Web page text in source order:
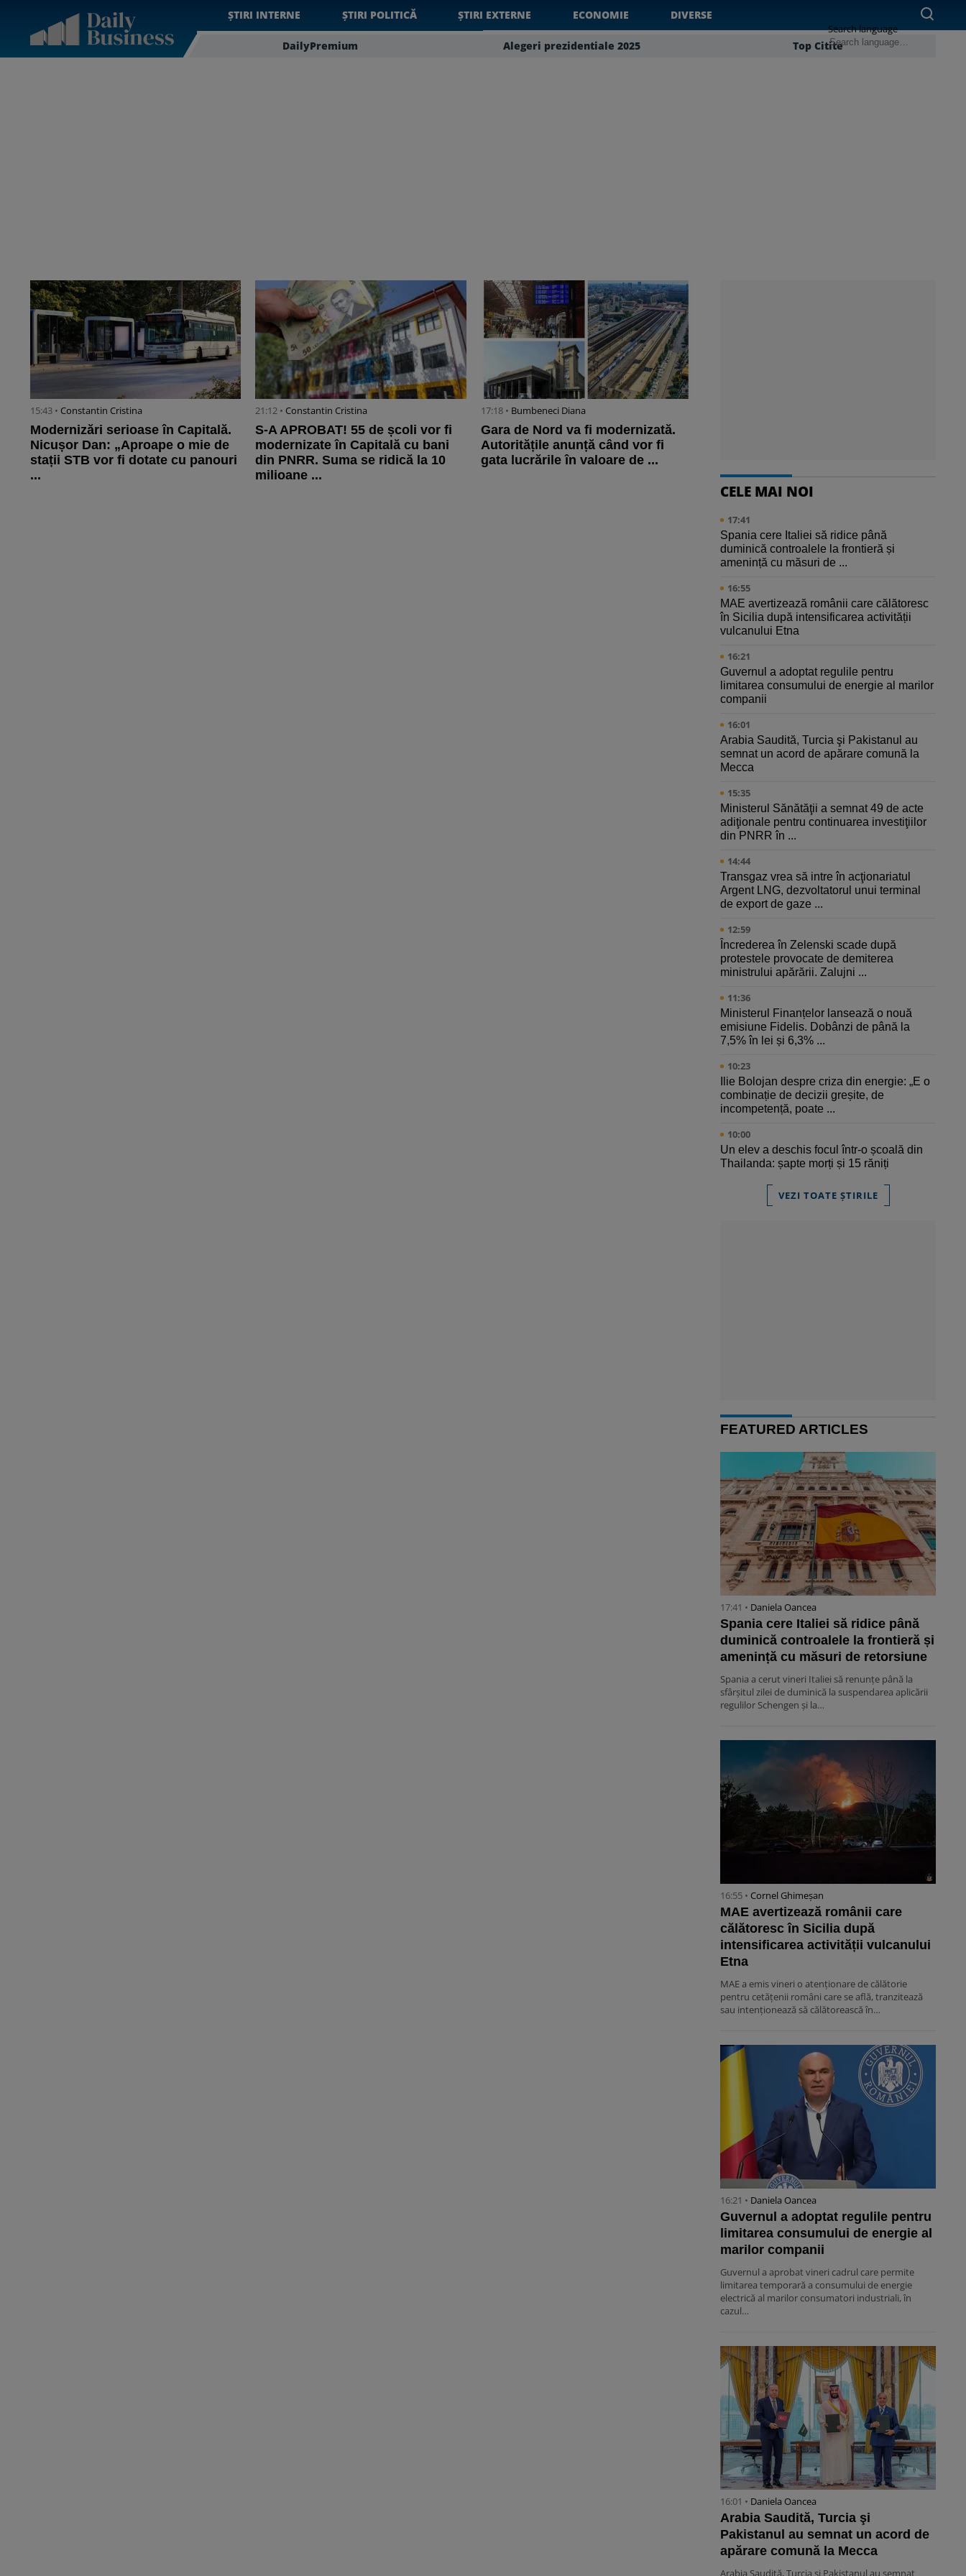
ȘTIRI INTERNE ȘTIRI POLITICĂ ȘTIRI EXTERNE ECONOMIE DIVERSE
DailyPremium Alegeri prezidentiale 2025 Top Citite
Search language
15:43 • Constantin Cristina
Modernizări serioase în Capitală.
Nicușor Dan: „Aproape o mie de
stații STB vor fi dotate cu panouri
...
21:12 • Constantin Cristina
S-A APROBAT! 55 de școli vor fi
modernizate în Capitală cu bani
din PNRR. Suma se ridică la 10
milioane ...
17:18 • Bumbeneci Diana
Gara de Nord va fi modernizată.
Autoritățile anunță când vor fi
gata lucrările în valoare de ...
CELE MAI NOI
17:41
Spania cere Italiei să ridice până
duminică controalele la frontieră și
amenință cu măsuri de ...
16:55
MAE avertizează românii care călătoresc
în Sicilia după intensificarea activității
vulcanului Etna
16:21
Guvernul a adoptat regulile pentru
limitarea consumului de energie al marilor
companii
16:01
Arabia Saudită, Turcia şi Pakistanul au
semnat un acord de apărare comună la
Mecca
15:35
Ministerul Sănătăţii a semnat 49 de acte
adiţionale pentru continuarea investiţiilor
din PNRR în ...
14:44
Transgaz vrea să intre în acţionariatul
Argent LNG, dezvoltatorul unui terminal
de export de gaze ...
12:59
Încrederea în Zelenski scade după
protestele provocate de demiterea
ministrului apărării. Zalujni ...
11:36
Ministerul Finanțelor lansează o nouă
emisiune Fidelis. Dobânzi de până la
7,5% în lei și 6,3% ...
10:23
Ilie Bolojan despre criza din energie: „E o
combinație de decizii greșite, de
incompetență, poate ...
10:00
Un elev a deschis focul într-o școală din
Thailanda: șapte morți și 15 răniți
VEZI TOATE ȘTIRILE
FEATURED ARTICLES
17:41 • Daniela Oancea
Spania cere Italiei să ridice până
duminică controalele la frontieră și
amenință cu măsuri de retorsiune
Spania a cerut vineri Italiei să renunțe până la
sfârșitul zilei de duminică la suspendarea aplicării
regulilor Schengen și la…
16:55 • Cornel Ghimeșan
MAE avertizează românii care
călătoresc în Sicilia după
intensificarea activității vulcanului
Etna
MAE a emis vineri o atenționare de călătorie
pentru cetățenii români care se află, tranzitează
sau intenționează să călătorească în…
16:21 • Daniela Oancea
Guvernul a adoptat regulile pentru
limitarea consumului de energie al
marilor companii
Guvernul a aprobat vineri cadrul care permite
limitarea temporară a consumului de energie
electrică al marilor consumatori industriali, în
cazul…
16:01 • Daniela Oancea
Arabia Saudită, Turcia şi
Pakistanul au semnat un acord de
apărare comună la Mecca
Arabia Saudită, Turcia şi Pakistanul au semnat